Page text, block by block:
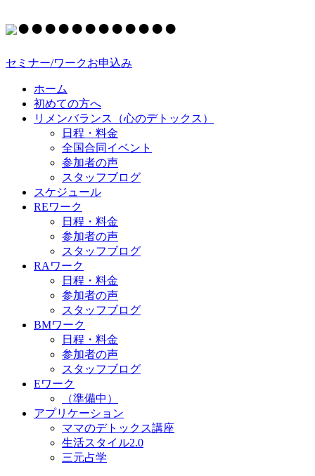
●●●●●●●●●●●●
セミナー/ワークお申込み
ホーム
初めての方へ
リメンバランス（心のデトックス）
日程・料金
全国合同イベント
参加者の声
スタッフブログ
スケジュール
REワーク
日程・料金
参加者の声
スタッフブログ
RAワーク
日程・料金
参加者の声
スタッフブログ
BMワーク
日程・料金
参加者の声
スタッフブログ
Eワーク
（準備中）
アプリケーション
ママのデトックス講座
生活スタイル2.0
三元占学